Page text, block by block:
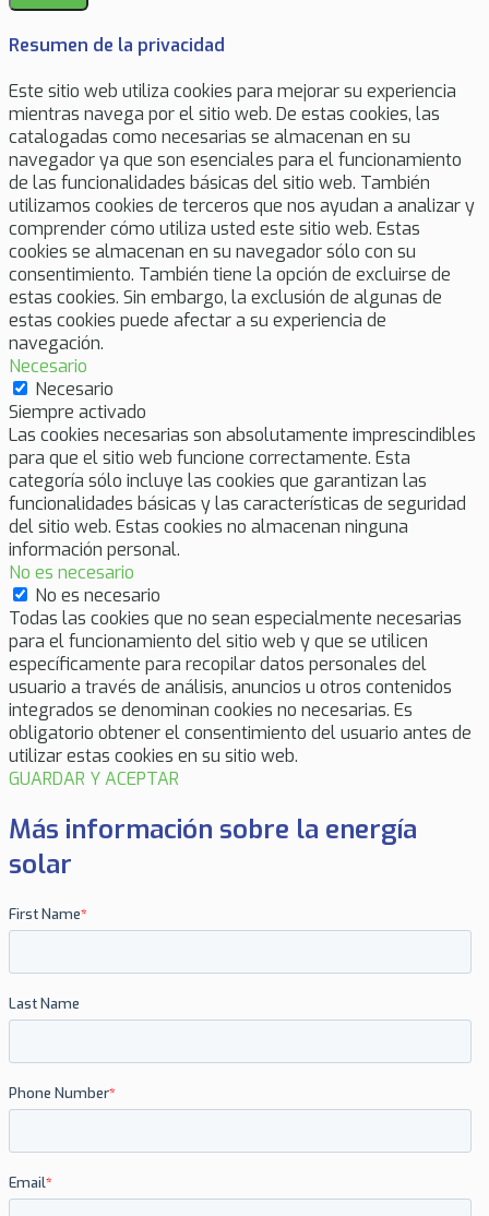
Resumen de la privacidad
Este sitio web utiliza cookies para mejorar su experiencia
mientras navega por el sitio web. De estas cookies, las
catalogadas como necesarias se almacenan en su
navegador ya que son esenciales para el funcionamiento
de las funcionalidades básicas del sitio web. También
utilizamos cookies de terceros que nos ayudan a analizar y
comprender cómo utiliza usted este sitio web. Estas
cookies se almacenan en su navegador sólo con su
consentimiento. También tiene la opción de excluirse de
estas cookies. Sin embargo, la exclusión de algunas de
estas cookies puede afectar a su experiencia de
navegación.
Necesario
Necesario
Siempre activado
Las cookies necesarias son absolutamente imprescindibles
para que el sitio web funcione correctamente. Esta
categoría sólo incluye las cookies que garantizan las
funcionalidades básicas y las características de seguridad
del sitio web. Estas cookies no almacenan ninguna
información personal.
No es necesario
No es necesario
Todas las cookies que no sean especialmente necesarias
para el funcionamiento del sitio web y que se utilicen
específicamente para recopilar datos personales del
usuario a través de análisis, anuncios u otros contenidos
integrados se denominan cookies no necesarias. Es
obligatorio obtener el consentimiento del usuario antes de
utilizar estas cookies en su sitio web.
GUARDAR Y ACEPTAR
Más información sobre la energía
solar